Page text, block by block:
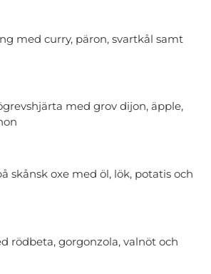
med curry, päron, svartkål samt
med grov dijon, äpple,
skånsk oxe med öl, lök, potatis och
rödbeta, gorgonzola, valnöt och